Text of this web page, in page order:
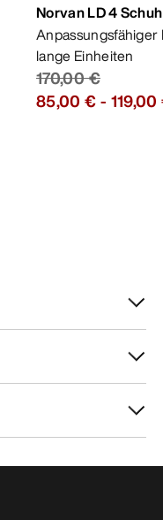
Norvan LD 4
lange Einheiten
170,00 €
85,00 €-